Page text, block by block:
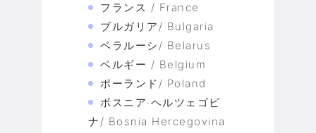
フランス / France
ブルガリア/ Bulgaria
ベラルーシ/ Belarus
ベルギー / Belgium
ポーランド/ Poland
ボスニア·ヘルツェゴビ
ナ/ Bosnia Hercegovina